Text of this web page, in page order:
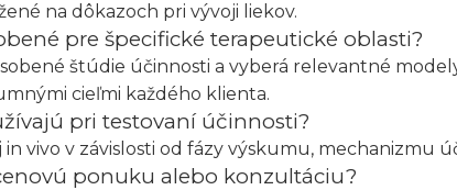
na dôkazoch pri vývoji liekov.
pre špecifické terapeutické oblasti?
štúdie účinnosti a vyberá relevantné
cieľmi každého klienta.
pri testovaní účinnosti?
vivo v závislosti od fázy výskumu, mechanizmu
ponuku alebo konzultáciu?